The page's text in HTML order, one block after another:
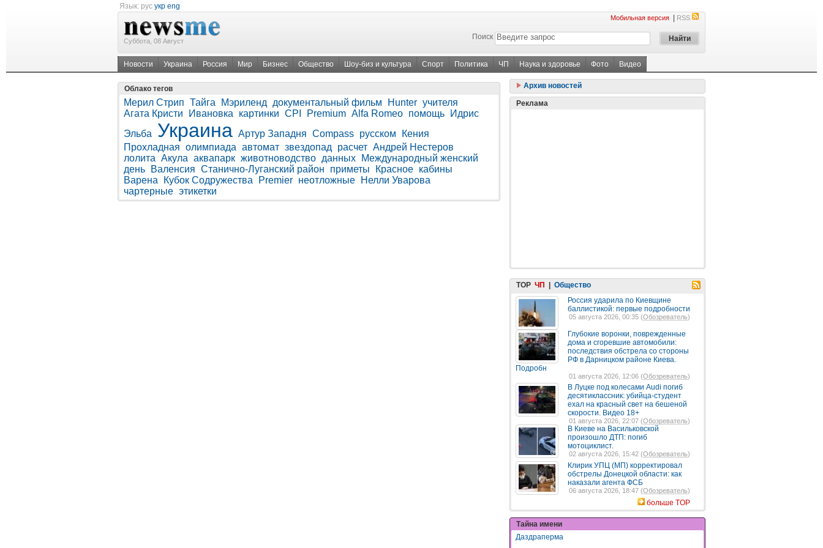
Язык: рус укр eng
Суббота, 08 Август
Мобильная версия RSS
Поиск
Новости Украина Россия Мир Бизнес Общество Шоу-биз и культура Спорт Политика ЧП Наука и здоровье Фото Видео
Облако тегов
Мерил Стрип Тайга Мэриленд документальный фильм Hunter учителя
Агата Кристи
Ивановка картинки CPI Premium Alfa Romeo помощь
Идрис
Эльба
Украина Артур Западня Compass русском
Кения
Прохладная олимпиада автомат звездопад расчет Андрей Нестеров
лолита Акула аквапарк животноводство данных
Международный женский
день
Валенсия Станично-Луганский район приметы Красное кабины
Варена
Кубок Содружества Premier неотложные
Нелли Уварова
чартерные этикетки
Архив новостей
Реклама
TOP ЧП
Общество
Россия ударила по Киевщине
баллистикой: первые подробности
05 августа 2026, 00:35 (Обозреватель)
Глубокие воронки, поврежденные
дома и сгоревшие автомобили:
последствия обстрела со стороны
РФ в Дарницком районе Киева.
Подробн
01 августа 2026, 12:06 (Обозреватель)
В Луцке под колесами Audi погиб
десятиклассник: убийца-студент
ехал на красный свет на бешеной
скорости. Видео 18+
01 августа 2026, 22:07 (Обозреватель)
В Киеве на Васильковской
произошло ДТП: погиб
мотоциклист.
02 августа 2026, 15:42 (Обозреватель)
Клирик УПЦ (МП) корректировал
обстрелы Донецкой области: как
наказали агента ФСБ
06 августа 2026, 18:47 (Обозреватель)
больше TOP
Тайна имени
Даздраперма